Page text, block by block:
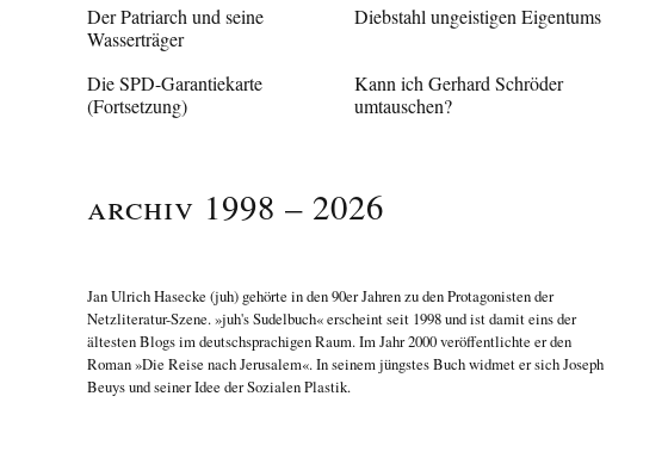
Der Patriarch und seine
Wasserträger
Diebstahl ungeistigen Eigentums
Die SPD-Garantiekarte
(Fortsetzung)
Kann ich Gerhard Schröder
umtauschen?
Archiv 1998 – 2026
Jan Ulrich Hasecke (juh) gehörte in den 90er Jahren zu den Protagonisten der
Netzliteratur-Szene. »juh's Sudelbuch« erscheint seit 1998 und ist damit eins der
ältesten Blogs im deutschsprachigen Raum. Im Jahr 2000 veröffentlichte er den
Roman»Die Reise nach Jerusalem«. In seinem jüngstes Buch widmet er sichJoseph
Beuys und seiner Idee der Sozialen Plastik.